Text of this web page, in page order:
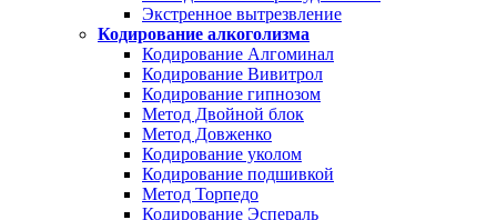
Экстренное вытрезвление
Кодирование алкоголизма
Кодирование Алгоминал
Кодирование Вивитрол
Кодирование гипнозом
Метод Двойной блок
Метод Довженко
Кодирование уколом
Кодирование подшивкой
Метод Торпедо
Кодирование Эспераль